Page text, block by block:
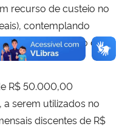
recurso de custeio no
contemplando
no âmbito de
R$ 50.000,00
serem utilizados no
discentes de R$